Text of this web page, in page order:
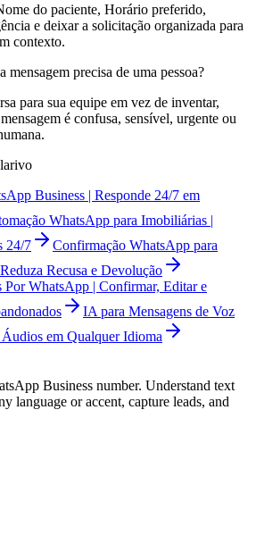
do paciente, Horário preferido,
e deixar a solicitação organizada para
contexto.
mensagem precisa de uma pessoa?
para sua equipe em vez de inventar,
é confusa, sensível, urgente ou
Business | Responde 24/7 em
WhatsApp para Imobiliárias |
24/7
Confirmação WhatsApp para
Recusa e Devolução
Por WhatsApp | Confirmar, Editar e
IA para Mensagens de Voz
em Qualquer Idioma
Business number. Understand text
language or accent, capture leads, and